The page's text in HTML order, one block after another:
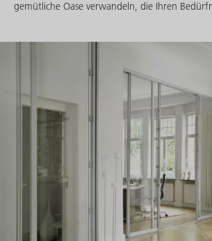
gemütliche Oase verwandeln, die Ihren